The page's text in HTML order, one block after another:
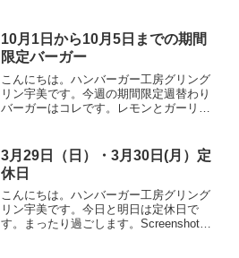
ありがとうございました。皆様の今日
が、笑顔いっぱいの一...
10月1日から10月5日までの期間
限定バーガー
こんにちは。ハンバーガー工房グリング
リン宇美です。今週の期間限定週替わり
バーガーはコレです。レモンとガーリッ
ックと思いきやフレッシュなレモンを使
った爽やかな風味と程...
3月29日（日）・3月30日(月）定
休日
こんにちは。ハンバーガー工房グリング
リン宇美です。今日と明日は定休日で
す。まったり過ごします。Screenshot最